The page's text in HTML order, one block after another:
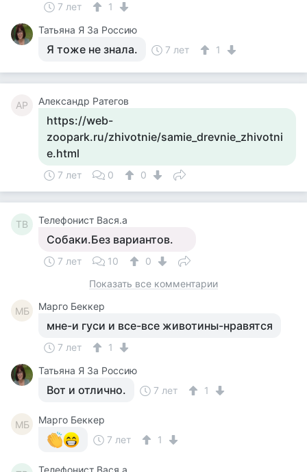
7 лет
1
Татьяна Я За Россию
Я тоже не знала. 7 лет 1
АР Александр Ратегов
https://web-
zoopark.ru/zhivotnie/samie_drevnie_zhivotni
e.html
7 лет 0 0
ТВ Телефонист Вася.а
Собаки.Без вариантов.
7 лет 10
0
Показать все комментарии
MБ Mарго Беккер
мне-и гуси и все-все животины-нравятся
7 лет
1
Татьяна Я За Россию
Вот и отлично. 7 лет 1
MБ
Mарго Беккер
7 лет
1
Телефонист Вася.а